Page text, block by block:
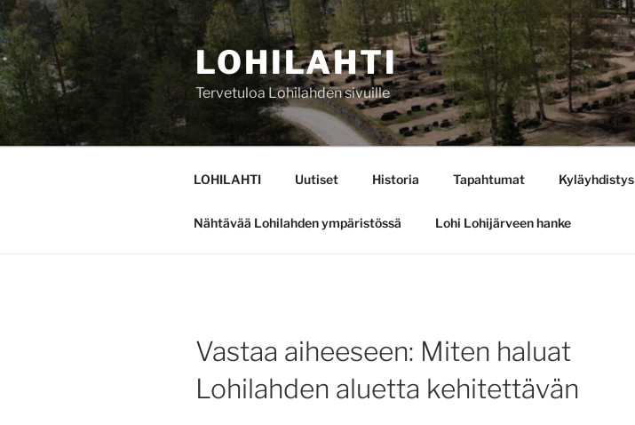
Siirry
sisältöön
LOHILAHTI
Tervetuloa Lohilahden sivuille
LOHILAHTI Uutiset Historia Tapahtumat Kyläyhdistys
Nähtävää Lohilahden ympäristössä Lohi Lohijärveen hanke
Vastaa aiheeseen: Miten haluat
Lohilahden aluetta kehitettävän